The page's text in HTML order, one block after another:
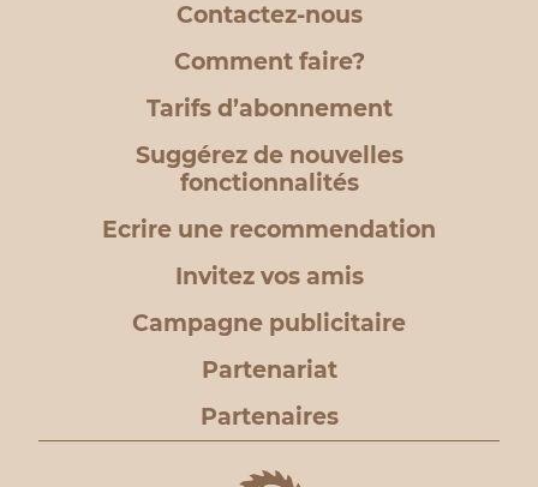
Contactez-nous
Comment faire?
Tarifs d’abonnement
Suggérez de nouvelles
fonctionnalités
Ecrire une recommendation
Invitez vos amis
Campagne publicitaire
Partenariat
Partenaires